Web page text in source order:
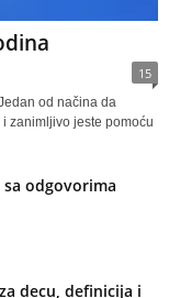
15
od načina da
zanimljivo jeste pomoću
odgovorima
decu, definicija i